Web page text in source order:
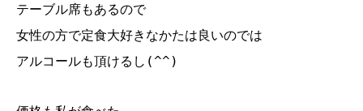
テーブル席もあるので
女性の方で定食大好きなかたは良いのでは
アルコールも頂けるし(^^)